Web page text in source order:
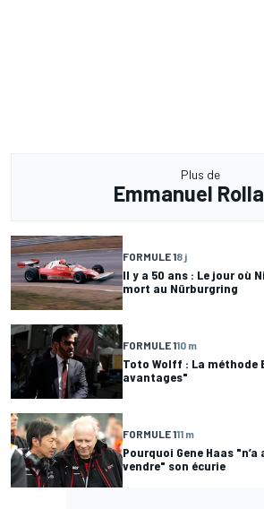
Plus de
Emmanuel
FORMULE 18 j
Il y a 50 ans : Le jour où
mort au Nürburgring
FORMULE 110 m
Toto Wolff : La méthode
avantages"
FORMULE 111 m
Pourquoi Gene Haas
vendre" son écurie